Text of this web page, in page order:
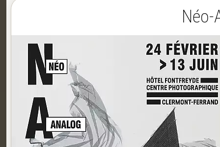
Néo-